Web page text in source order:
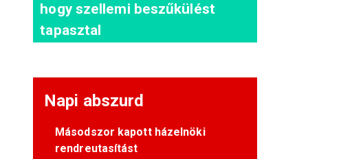
hogy szellemi beszűkülést
tapasztal
Napi abszurd
Másodszor kapott házelnöki
rendreutasítást